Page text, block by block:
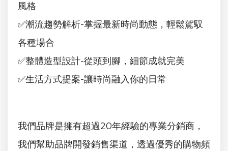
風格
✅潮流趨勢解析-掌握最新時尚動態，輕鬆駕馭
各種場合
✅整體造型設計-從頭到腳，細節成就完美
✅生活方式提案-讓時尚融入你的日常
我們品牌是擁有超過20年經驗的專業分銷商，
我們幫助品牌開發銷售渠道，透過優秀的購物頻